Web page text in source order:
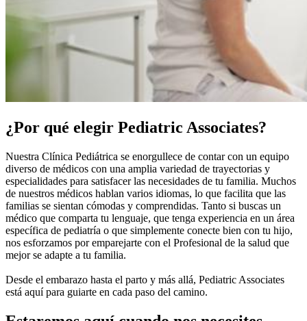
¿Por qué elegir Pediatric Associates?
Nuestra Clínica Pediátrica se enorgullece de contar con un equipo
diverso de médicos con una amplia variedad de trayectorias y
especialidades para satisfacer las necesidades de tu familia. Muchos
de nuestros médicos hablan varios idiomas, lo que facilita que las
familias se sientan cómodas y comprendidas. Tanto si buscas un
médico que comparta tu lenguaje, que tenga experiencia en un área
específica de pediatría o que simplemente conecte bien con tu hijo,
nos esforzamos por emparejarte con el Profesional de la salud que
mejor se adapte a tu familia.
Desde el embarazo hasta el parto y más allá, Pediatric Associates
está aquí para guiarte en cada paso del camino.